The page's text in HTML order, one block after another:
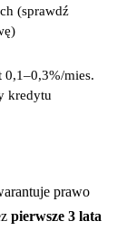
(sprawdź
0,1–0,3%/mies.
kredytu
prawo
pierwsze 3 lata